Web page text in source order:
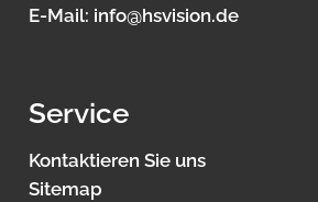
E-Mail: info@hsvision.de
Service
Kontaktieren Sie uns
Sitemap